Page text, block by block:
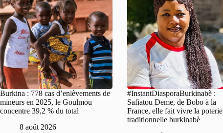
Burkina : 778 cas d’enlèvements de
mineurs en 2025, le Goulmou
concentre 39,2 % du total
8 août 2026
#InstantDiasporaBurkinabè :
Safiatou Deme, de Bobo à la
France, elle fait vivre la poterie
traditionnelle burkinabè